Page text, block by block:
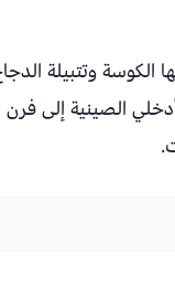
وتتبيلة
الصينية إلى فرن